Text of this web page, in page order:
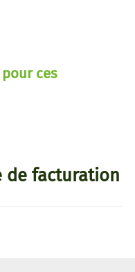
ces
de facturation